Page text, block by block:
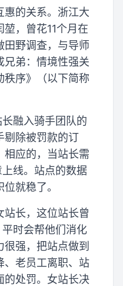
惠的关系。浙江大
，曾花11个月在
田野调查，与导师
兄弟：情境性强关
秩序》（以下简称
融入骑手团队的
除被罚款的订
相应的，当站长需
上线。站点的数据
就稳了。
站长，这位站长曾
时会帮他们消化
强，把站点做到
、老员工离职、站
的处罚。女站长决